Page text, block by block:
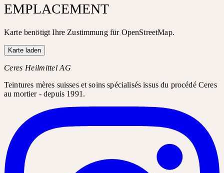
EMPLACEMENT
Karte benötigt Ihre Zustimmung für OpenStreetMap.
Karte laden
Ceres Heilmittel AG
Teintures mères suisses et soins spécialisés issus du procédé Ceres
au mortier - depuis 1991.